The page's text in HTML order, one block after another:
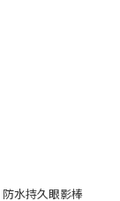
水持久眼影棒